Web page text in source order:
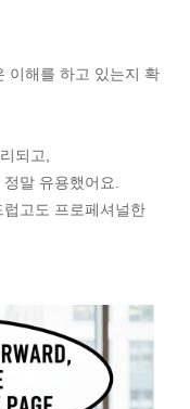
이해를 하고 있는지 확
되고,
말 유용했어요.
럽고도 프로페셔널한